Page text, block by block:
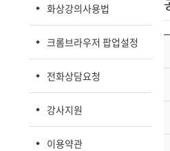
화상강의사용법
크롬브라우저 팝업설정
전화상담요청
강사지원
이용약관